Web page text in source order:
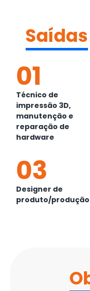
Saídas
01
Técnico de
impressão 3D,
manutenção e
reparação de
hardware
03
Designer de
produto/produção